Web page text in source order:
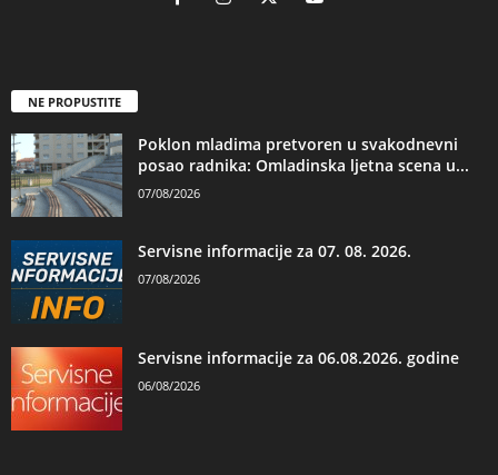
NE PROPUSTITE
Poklon mladima pretvoren u svakodnevni
posao radnika: Omladinska ljetna scena u...
07/08/2026
Servisne informacije za 07. 08. 2026.
07/08/2026
Servisne informacije za 06.08.2026. godine
06/08/2026